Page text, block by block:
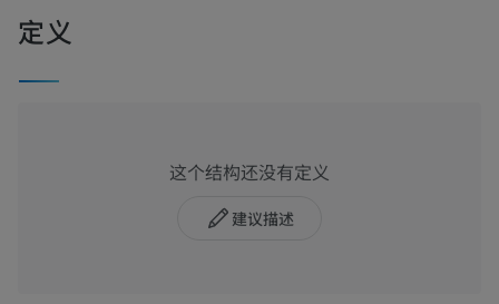
定义
这个结构还没有定义
建议描述